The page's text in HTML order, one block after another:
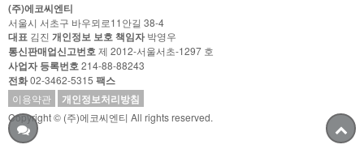
(주)에코씨엔티
서울시 서초구 바우뫼로11안길 38-4
대표 김진 개인정보 보호 책임자박영우
통신판매업신고번호제 2012-서울서초-1297 호
사업자 등록번호214-88-88243
전화02-3462-5315 팩스
이용약관 개인정보처리방침
Copyright © (주)에코씨엔티 All rights reserved.